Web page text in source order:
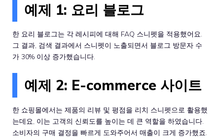
예제 1: 요리 블로그
한 요리 블로그는 각 레시피에 대해 FAQ 스니펫을 적용했어요.
그 결과, 검색 결과에서 스니펫이 노출되면서 블로그 방문자 수
가 30% 이상 증가했습니다.
예제 2: E-commerce 사이트
한 쇼핑몰에서는 제품의 리뷰 및 평점을 리치 스니펫으로 활용했
는데요, 이는 고객의 신뢰도를 높이는 데 큰 역할을 하였습니다.
소비자의 구매 결정을 빠르게 도와주어서 매출이 크게 증가했죠.